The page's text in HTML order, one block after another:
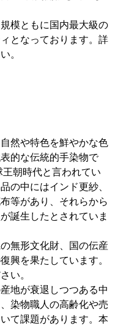
模ともに国内最大級の
となっております。詳
。
然や特色を鮮やかな色
的な伝統的手染物で
朝時代と言われてい
の中にはインド更紗、
等があり、それらから
誕生したとされていま
無形文化財、国の伝産
興を果たしています。
い。
地が衰退しつつある中
染物職人の高齢化や売
て課題があります。本